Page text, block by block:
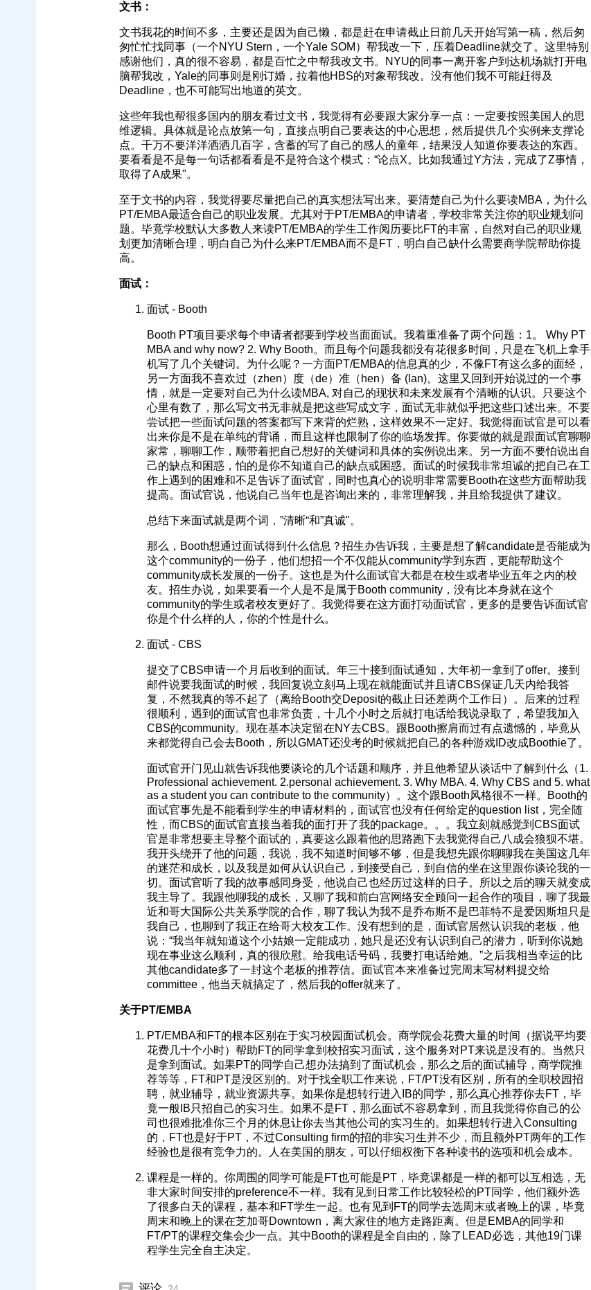
文书：
文书我花的时间不多，主要还是因为自己懒，都是赶在申请截止日前几天开始写第一稿，然后匆
匆忙忙找同事（一个NYU Stern，一个Yale SOM）帮我改一下，压着Deadline就交了。这里特别
感谢他们，真的很不容易，都是百忙之中帮我改文书。NYU的同事一离开客户到达机场就打开电
脑帮我改，Yale的同事则是刚订婚，拉着他HBS的对象帮我改。没有他们我不可能赶得及
Deadline，也不可能写出地道的英文。
这些年我也帮很多国内的朋友看过文书，我觉得有必要跟大家分享一点：一定要按照美国人的思
维逻辑。具体就是论点放第一句，直接点明自己要表达的中心思想，然后提供几个实例来支撑论
点。千万不要洋洋洒洒几百字，含蓄的写了自己的感人的童年，结果没人知道你要表达的东西。
要看看是不是每一句话都看看是不是符合这个模式：“论点X。比如我通过Y方法，完成了Z事情，
取得了A成果"。
至于文书的内容，我觉得要尽量把自己的真实想法写出来。要清楚自己为什么要读MBA，为什么
PT/EMBA最适合自己的职业发展。尤其对于PT/EMBA的申请者，学校非常关注你的职业规划问
题。毕竟学校默认大多数人来读PT/EMBA的学生工作阅历要比FT的丰富，自然对自己的职业规
划更加清晰合理，明白自己为什么来PT/EMBA而不是FT，明白自己缺什么需要商学院帮助你提
高。
面试：
面试 - Booth
Booth PT项目要求每个申请者都要到学校当面面试。我着重准备了两个问题：1。 Why PT
MBA and why now? 2. Why Booth。而且每个问题我都没有花很多时间，只是在飞机上拿手
机写了几个关键词。为什么呢？一方面PT/EMBA的信息真的少，不像FT有这么多的面经，
另一方面我不喜欢过（zhen）度（de）准（hen）备 (lan)。这里又回到开始说过的一个事
情，就是一定要对自己为什么读MBA, 对自己的现状和未来发展有个清晰的认识。只要这个
心里有数了，那么写文书无非就是把这些写成文字，面试无非就似乎把这些口述出来。不要
尝试把一些面试问题的答案都写下来背的烂熟，这样效果不一定好。我觉得面试官是可以看
出来你是不是在单纯的背诵，而且这样也限制了你的临场发挥。你要做的就是跟面试官聊聊
家常，聊聊工作，顺带着把自己想好的关键词和具体的实例说出来。另一方面不要怕说出自
己的缺点和困惑，怕的是你不知道自己的缺点或困惑。面试的时候我非常坦诚的把自己在工
作上遇到的困难和不足告诉了面试官，同时也真心的说明非常需要Booth在这些方面帮助我
提高。面试官说，他说自己当年也是咨询出来的，非常理解我，并且给我提供了建议。
总结下来面试就是两个词，”清晰“和”真诚"。
那么，Booth想通过面试得到什么信息？招生办告诉我，主要是想了解candidate是否能成为
这个community的一份子，他们想招一个不仅能从community学到东西，更能帮助这个
community成长发展的一份子。这也是为什么面试官大都是在校生或者毕业五年之内的校
友。招生办说，如果要看一个人是不是属于Booth community，没有比本身就在这个
community的学生或者校友更好了。我觉得要在这方面打动面试官，更多的是要告诉面试官
你是个什么样的人，你的个性是什么。
面试 - CBS
提交了CBS申请一个月后收到的面试。年三十接到面试通知，大年初一拿到了offer。接到
邮件说要我面试的时候，我回复说立刻马上现在就能面试并且请CBS保证几天内给我答
复，不然我真的等不起了（离给Booth交Deposit的截止日还差两个工作日）。后来的过程
很顺利，遇到的面试官也非常负责，十几个小时之后就打电话给我说录取了，希望我加入
CBS的community。现在基本决定留在NY去CBS。跟Booth擦肩而过有点遗憾的，毕竟从
来都觉得自己会去Booth，所以GMAT还没考的时候就把自己的各种游戏ID改成Boothie了。
面试官开门见山就告诉我他要谈论的几个话题和顺序，并且他希望从谈话中了解到什么（1.
Professional achievement. 2.personal achievement. 3. Why MBA. 4. Why CBS and 5. what
as a student you can contribute to the community）。这个跟Booth风格很不一样。Booth的
面试官事先是不能看到学生的申请材料的，面试官也没有任何给定的question list，完全随
性，而CBS的面试官直接当着我的面打开了我的package。。。我立刻就感觉到CBS面试
官是非常想要主导整个面试的，真要这么跟着他的思路跑下去我觉得自己八成会狼狈不堪。
我开头绕开了他的问题，我说，我不知道时间够不够，但是我想先跟你聊聊我在美国这几年
的迷茫和成长，以及我是如何从认识自己，到接受自己，到自信的坐在这里跟你谈论我的一
切。面试官听了我的故事感同身受，他说自己也经历过这样的日子。所以之后的聊天就变成
我主导了。我跟他聊我的成长，又聊了我和前白宫网络安全顾问一起合作的项目，聊了我最
近和哥大国际公共关系学院的合作，聊了我认为我不是乔布斯不是巴菲特不是爱因斯坦只是
我自己，也聊到了我正在给哥大校友工作。没有想到的是，面试官居然认识我的老板，他
说：“我当年就知道这个小姑娘一定能成功，她只是还没有认识到自己的潜力，听到你说她
现在事业这么顺利，真的很欣慰。给我电话号码，我要打电话给她。”之后我相当幸运的比
其他candidate多了一封这个老板的推荐信。面试官本来准备过完周末写材料提交给
committee，他当天就搞定了，然后我的offer就来了。
关于PT/EMBA
PT/EMBA和FT的根本区别在于实习校园面试机会。商学院会花费大量的时间（据说平均要
花费几十个小时）帮助FT的同学拿到校招实习面试，这个服务对PT来说是没有的。当然只
是拿到面试。如果PT的同学自己想办法搞到了面试机会，那么之后的面试辅导，商学院推
荐等等，FT和PT是没区别的。对于找全职工作来说，FT/PT没有区别，所有的全职校园招
聘，就业辅导，就业资源共享。如果你是想转行进入IB的同学，那么真心推荐你去FT，毕
竟一般IB只招自己的实习生。如果不是FT，那么面试不容易拿到，而且我觉得你自己的公
司也很难批准你三个月的休息让你去当其他公司的实习生的。如果想转行进入Consulting
的，FT也是好于PT，不过Consulting firm的招的非实习生并不少，而且额外PT两年的工作
经验也是很有竞争力的。人在美国的朋友，可以仔细权衡下各种读书的选项和机会成本。
课程是一样的。你周围的同学可能是FT也可能是PT，毕竟课都是一样的都可以互相选，无
非大家时间安排的preference不一样。我有见到日常工作比较轻松的PT同学，他们额外选
了很多白天的课程，基本和FT学生一起。也有见到FT的同学去选周末或者晚上的课，毕竟
周末和晚上的课在芝加哥Downtown，离大家住的地方走路距离。但是EMBA的同学和
FT/PT的课程交集会少一点。其中Booth的课程是全自由的，除了LEAD必选，其他19门课
程学生完全自主决定。